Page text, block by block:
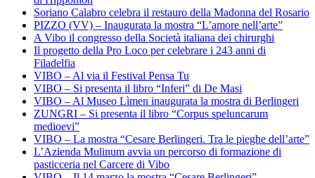
Soriano Calabro celebra il restauro della Madonna del Rosario
PIZZO (VV) – Inaugurata la mostra “L’amore nell’arte”
A Vibo il congresso della Società italiana dei chirurghi
Il progetto della Pro Loco per celebrare i 243 anni di
Filadelfia
VIBO – Al via il Festival Pensa Tu
VIBO – Si presenta il libro “Inferi” di De Masi
VIBO – Al Museo Lìmen inaugurata la mostra di Berlingeri
ZUNGRI – Si presenta il libro “Corpus speluncarum
medioevi”
VIBO – La mostra “Cesare Berlingeri. Tra le pieghe dell’arte”
L’Azienda Mulinum avvia un percorso di formazione di
pasticceria nel Carcere di Vibo